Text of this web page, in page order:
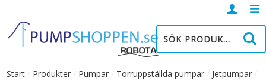
Start Produkter Pumpar Torruppställda pumpar Jetpumpar